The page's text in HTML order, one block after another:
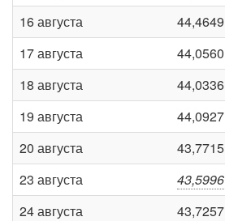
16 августа
44,4649
17 августа
44,0560
18 августа
44,0336
19 августа
44,0927
20 августа
43,7715
23 августа
43,5996
24 августа
43,7257